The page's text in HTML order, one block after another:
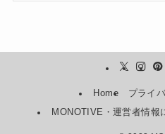
Home
プライ
MONOTIVE・運営者情報